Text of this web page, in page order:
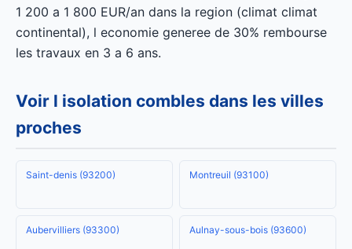
1 200 a 1 800 EUR/an dans la region (climat climat
continental), l economie generee de 30% rembourse
les travaux en 3 a 6 ans.
Voir l isolation combles dans les villes
proches
Saint-denis (93200) Montreuil (93100)
Aubervilliers (93300) Aulnay-sous-bois (93600)